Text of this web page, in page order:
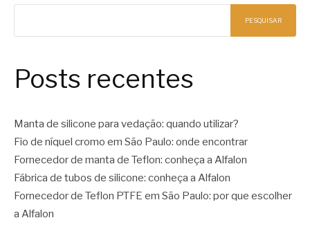
PESQUISAR
Posts recentes
Manta de silicone para vedação: quando utilizar?
Fio de níquel cromo em São Paulo: onde encontrar
Fornecedor de manta de Teflon: conheça a Alfalon
Fábrica de tubos de silicone: conheça a Alfalon
Fornecedor de Teflon PTFE em São Paulo: por que escolher
a Alfalon